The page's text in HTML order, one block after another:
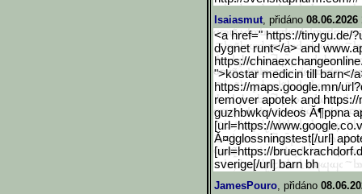
Isaiasmut, přidáno 08.06.2026
<a href=" https://tinygu.de/
dygnet runt</a> and
https://
">kostar medicin till barn</
https://maps.google.mn/ur
remover apotek and
guzhbwkq/videos Ă¶ppna
[url=https://www.google.c
Ă¤gglossningstest[/url]
[url=https://
sverige[/url] barn bh
JamesPouro, přidáno